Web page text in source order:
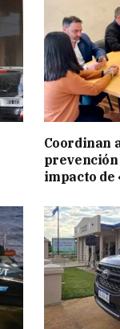
Coordinan
impacto de